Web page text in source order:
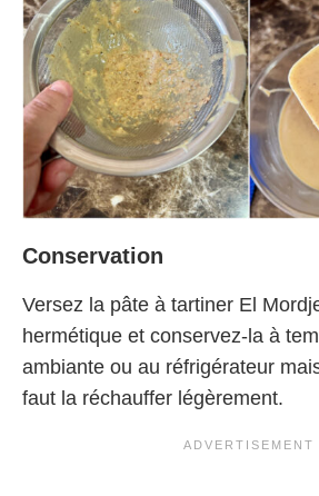
Conservation
Versez la pâte à tartiner El
hermétique et conservez-la à
ambiante ou au réfrigérateur
faut la réchauffer légèrement.